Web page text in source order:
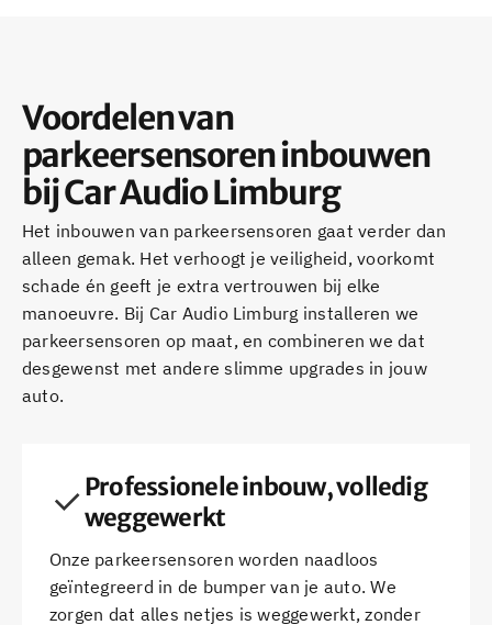
Voordelen van
parkeersensoren inbouwen
bij Car Audio Limburg
Het inbouwen van parkeersensoren gaat verder dan
alleen gemak. Het verhoogt je veiligheid, voorkomt
schade én geeft je extra vertrouwen bij elke
manoeuvre. Bij Car Audio Limburg installeren we
parkeersensoren op maat, en combineren we dat
desgewenst met andere slimme upgrades in jouw
auto.
Professionele inbouw, volledig
weggewerkt
Onze parkeersensoren worden naadloos
geïntegreerd in de bumper van je auto. We
zorgen dat alles netjes is weggewerkt, zonder